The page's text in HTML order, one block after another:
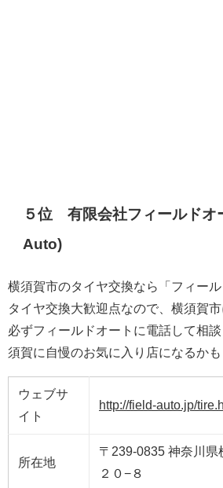
５位 有限会社フィールドオ
Auto)
横須賀市のタイヤ交換なら「フィー
タイヤ交換大歓迎点なので、横須賀市
必ずフィールドオートに電話して相
須賀に自慢のお気に入り店になるかも
ウェブサ
イト
http://field-auto.jp/
所在地
〒239-0835 神奈川県
２０−８